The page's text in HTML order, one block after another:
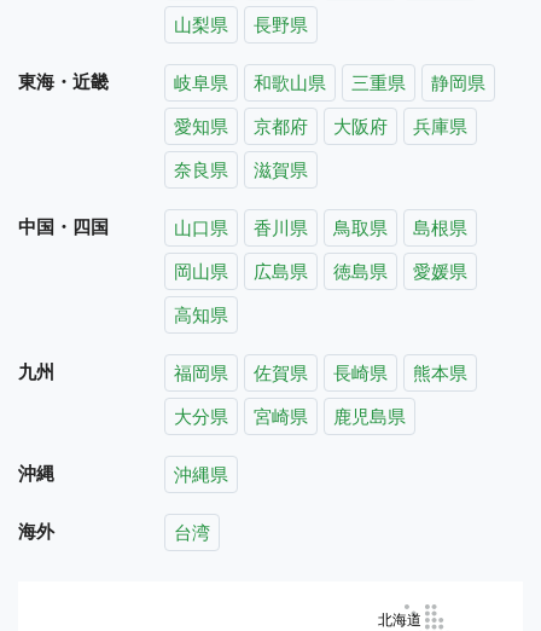
山梨県
長野県
東海・近畿 岐阜県 和歌山県 三重県
静岡県
愛知県
京都府 大阪府
兵庫県
奈良県
滋賀県
中国・四国 山口県 香川県 鳥取県
島根県
岡山県
広島県 徳島県
愛媛県
高知県
九州 福岡県 佐賀県 長崎県
熊本県
大分県
宮崎県 鹿児島県
沖縄 沖縄県
海外 台湾
北海道